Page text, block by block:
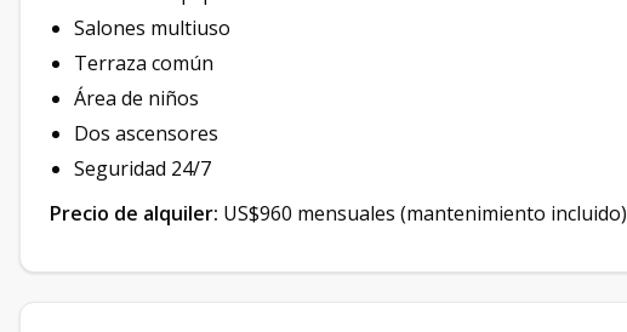
Salones multiuso
Terraza común
Área de niños
Dos ascensores
Seguridad 24/7
Precio de alquiler: US$960 mensuales (mantenimiento incluido)